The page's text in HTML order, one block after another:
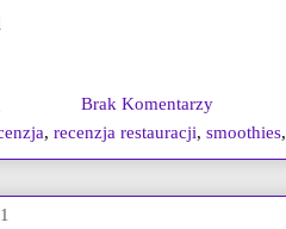
Brak Komentarzy
, recenzja restauracji, smoothies,